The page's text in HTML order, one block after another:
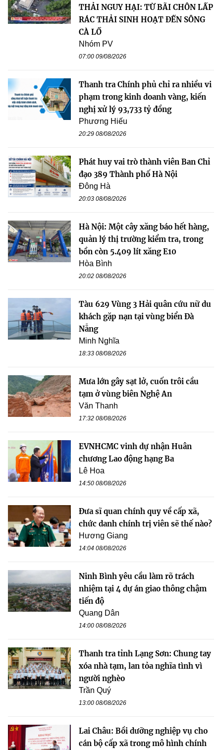
THẢI NGUY HẠI: TỪ BÃI CHÔN LẤP
RÁC THẢI SINH HOẠT ĐẾN SÔNG
CÀ LỒ
Nhóm PV
07:00 09/08/2026
Thanh tra Chính phủ chỉ ra nhiều vi
phạm trong kinh doanh vàng, kiến
nghị xử lý 93,733 tỷ đồng
Phương Hiếu
20:29 08/08/2026
Phát huy vai trò thành viên Ban Chỉ
đạo 389 Thành phố Hà Nội
Đông Hà
20:03 08/08/2026
Hà Nội: Một cây xăng báo hết hàng,
quản lý thị trường kiểm tra, trong
bồn còn 5.409 lít xăng E10
Hòa Bình
20:02 08/08/2026
Tàu 629 Vùng 3 Hải quân cứu nữ du
khách gặp nạn tại vùng biển Đà
Nẵng
Minh Nghĩa
18:33 08/08/2026
Mưa lớn gây sạt lở, cuốn trôi cầu
tạm ở vùng biên Nghệ An
Văn Thanh
17:32 08/08/2026
EVNHCMC vinh dự nhận Huân
chương Lao động hạng Ba
Lê Hoa
14:50 08/08/2026
Đưa sĩ quan chính quy về cấp xã,
chức danh chính trị viên sẽ thế nào?
Hương Giang
14:04 08/08/2026
Ninh Bình yêu cầu làm rõ trách
nhiệm tại 4 dự án giao thông chậm
tiến độ
Quang Dân
14:00 08/08/2026
Thanh tra tỉnh Lạng Sơn: Chung tay
xóa nhà tạm, lan tỏa nghĩa tình vì
người nghèo
Trần Quý
13:00 08/08/2026
Lai Châu: Bồi dưỡng nghiệp vụ cho
cán bộ cấp xã trong mô hình chính